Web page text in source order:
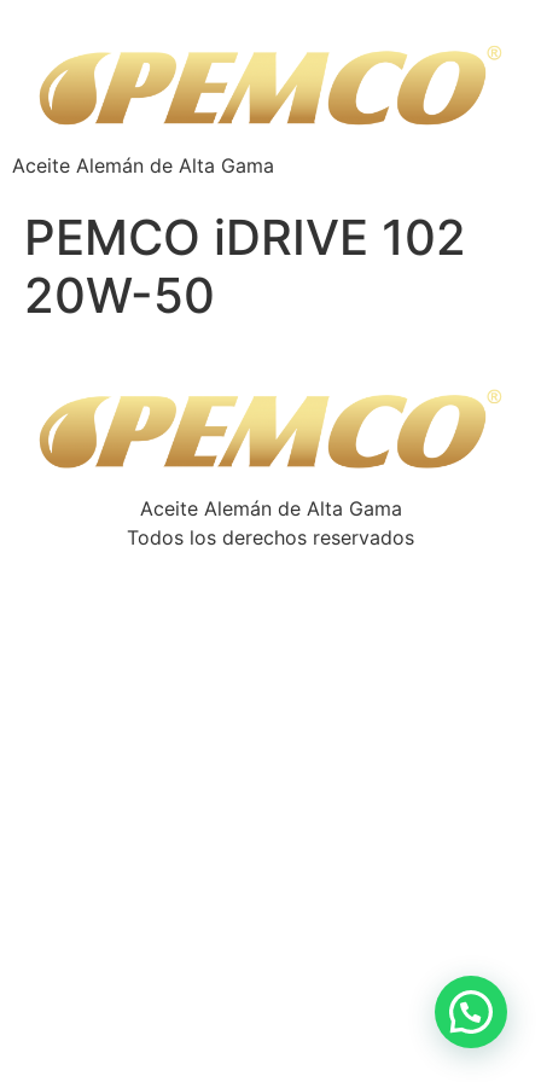
Aceite Alemán de Alta Gama
PEMCO iDRIVE 102
20W-50
Aceite Alemán de Alta Gama
Todos los derechos reservados